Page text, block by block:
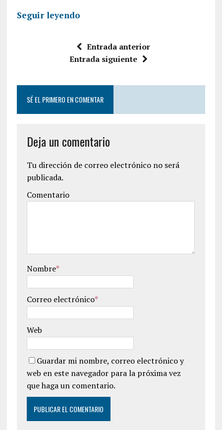
Seguir leyendo
Entrada anterior
Entrada siguiente
SÉ EL PRIMERO EN COMENTAR
Deja un comentario
Tu dirección de correo electrónico no será
publicada.
Comentario
Nombre*
Correo electrónico*
Web
Guardar mi nombre, correo electrónico y
web en este navegador para la próxima vez
que haga un comentario.